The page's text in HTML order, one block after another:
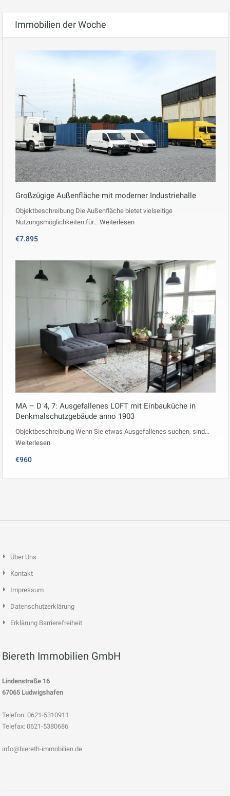
Immobilien der Woche
Großzügige Außenfläche mit moderner Industriehalle
Objektbeschreibung Die Außenfläche bietet vielseitige
Nutzungsmöglichkeiten für… Weiterlesen
€7.895
MA – D 4, 7: Ausgefallenes LOFT mit Einbauküche in
Denkmalschutzgebäude anno 1903
Objektbeschreibung Wenn Sie etwas Ausgefallenes suchen, sind…
Weiterlesen
€960
Über Uns
Kontakt
Impressum
Datenschutzerklärung
Erklärung Barrierefreiheit
Biereth Immobilien GmbH
Lindenstraße 16
67065 Ludwigshafen
Telefon: 0621-5310911
Telefax: 0621-5380686
info@biereth-immobilien.de